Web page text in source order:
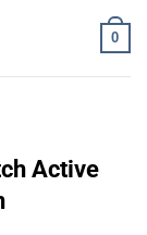
0
Active